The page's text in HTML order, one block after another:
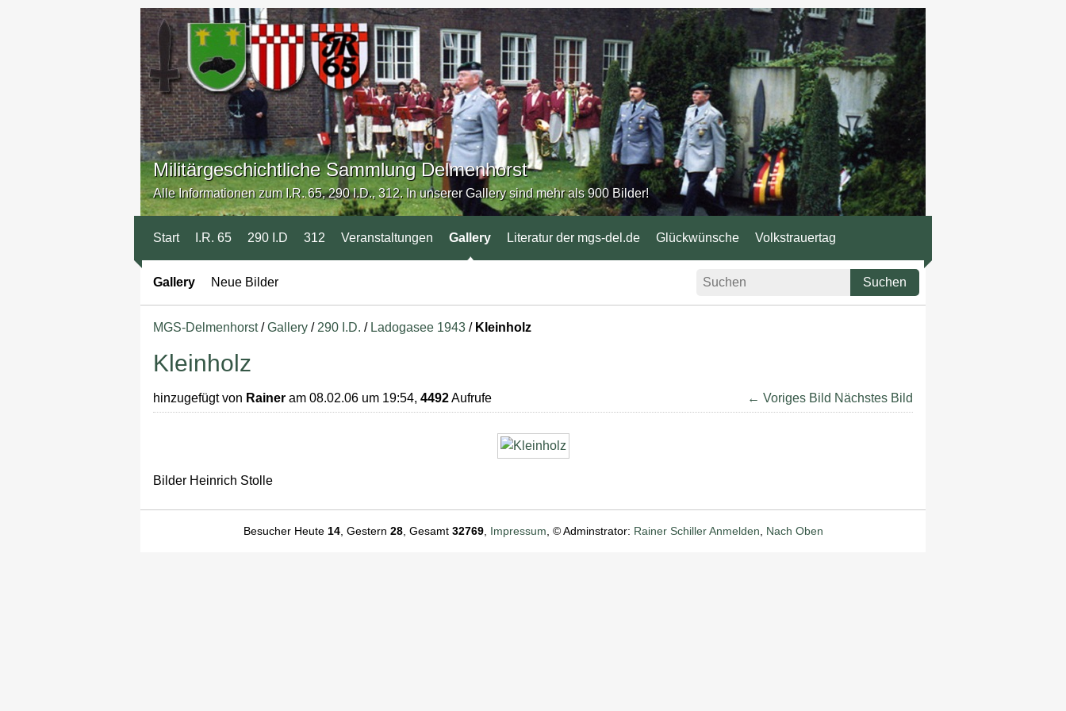
Militärgeschichtliche Sammlung Delmenhorst
Alle Informationen zum I.R. 65, 290 I.D., 312. In unserer Gallery sind mehr als 900 Bilder!
Start I.R. 65 290 I.D 312 Veranstaltungen Gallery Literatur der mgs-del.de Glückwünsche Volkstrauertag
Gallery Neue Bilder Suchen
MGS-Delmenhorst/Gallery / 290 I.D. / Ladogasee 1943 / Kleinholz
Kleinholz
← Voriges Bild Nächstes Bild
hinzugefügt von Rainer am 08.02.06 um 19:54, 4492Aufrufe
Bilder Heinrich Stolle
Besucher Heute 14, Gestern 28, Gesamt 32769, Impressum , © Adminstrator: Rainer Schiller Anmelden Nach Oben